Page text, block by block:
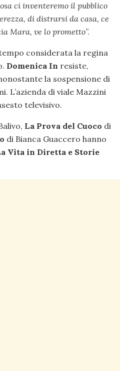
ci inventeremo il pubblico
di distrarsi da casa, ce
Mara, ve lo prometto”.
considerata la regina
Domenica In resiste,
la sospensione di
L’azienda di viale Mazzini
televisivo.
La Prova del Cuoco di
di Bianca Guaccero hanno
Vita in Diretta e Storie